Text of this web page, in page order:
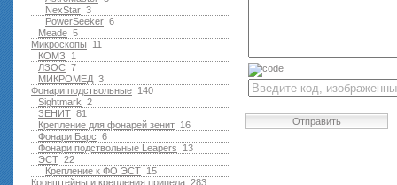
3
NexStar
6
PowerSeeker
5
Meade
11
Микроскопы
1
КОМЗ
7
ЛЗОС
3
МИКРОМЕД
140
Фонари подствольные
2
Sightmark
81
ЗЕНИТ
16
Крепление для фонарей зенит
6
Фонари Барс
13
Фонари подствольные Leapers
22
ЭСТ
15
Крепление к ФО ЭСТ
283
Кронштейны и крепления прицела
Отправить